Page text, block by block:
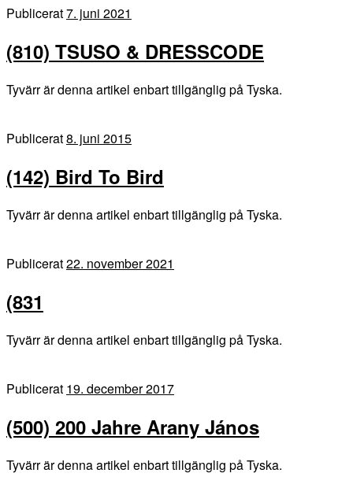
Publicerat7. juni 2021
(810) TSUSO & DRESSCODE
Tyvärr är denna artikel enbart tillgänglig på Tyska.
Publicerat8. juni 2015
(142) Bird To Bird
Tyvärr är denna artikel enbart tillgänglig på Tyska.
Publicerat22. november 2021
(831
Tyvärr är denna artikel enbart tillgänglig på Tyska.
Publicerat 19. december 2017
(500) 200 Jahre Arany János
Tyvärr är denna artikel enbart tillgänglig på Tyska.